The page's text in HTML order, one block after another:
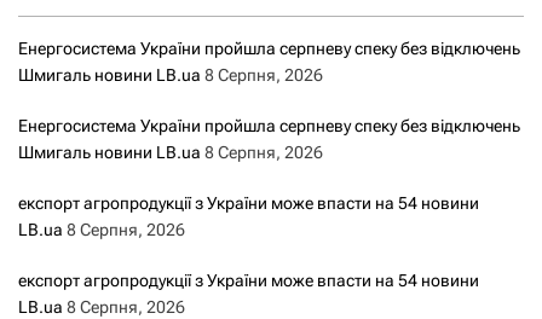
Енергосистема України пройшла серпневу спеку без відключень
Шмигаль новини LB.ua 8 Серпня, 2026
Енергосистема України пройшла серпневу спеку без відключень
Шмигаль новини LB.ua 8 Серпня, 2026
експорт агропродукції з України може впасти на 54 новини
LB.ua 8 Серпня, 2026
експорт агропродукції з України може впасти на 54 новини
LB.ua 8 Серпня, 2026